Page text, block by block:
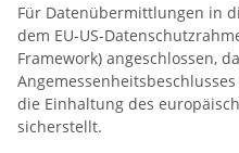
Für Datenübermittlungen in
dem EU-US-
Framework) angeschlossen,
die Einhaltung des
sicherstellt.